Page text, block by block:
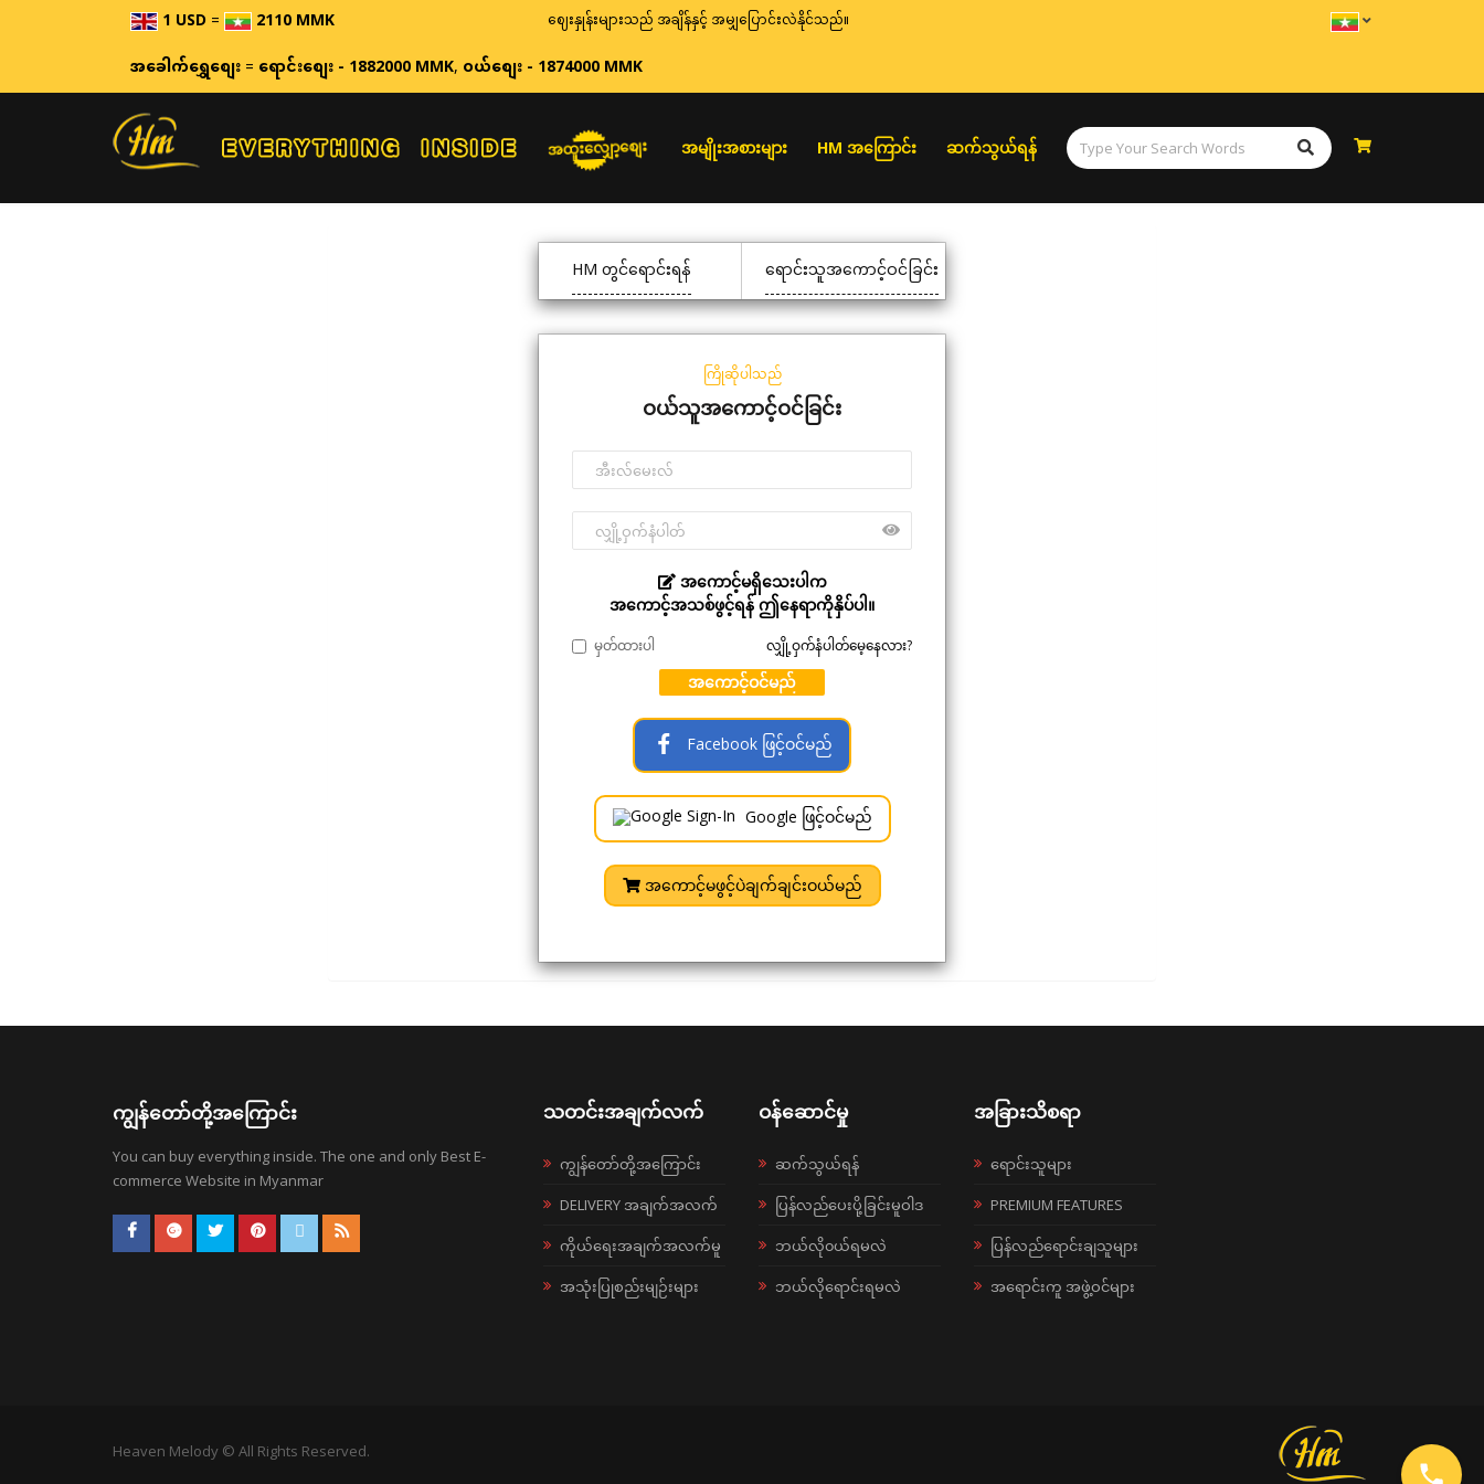
1 USD= 2110 MMK ဈေးနှုန်းများသည် အချိန်နှင့် အမျှပြောင်းလဲနိုင်သည်။
အခေါက်ရွှေစျေး=ရောင်းစျေး - 1882000 MMK,ဝယ်စျေး - 1874000 MMK
အထူးလျှော့စျေး အမျိုးအစားများ HM အကြောင်း ဆက်သွယ်ရန်
HM တွင်ရောင်းရန် ရောင်းသူအကောင့်ဝင်ခြင်း
ကြိုဆိုပါသည်
ဝယ်သူအကောင့်ဝင်ခြင်း
အကောင့်မရှိသေးပါက
အကောင့်အသစ်ဖွင့်ရန် ဤနေရာကိုနှိပ်ပါ။
မှတ်ထားပါ လျှို့ဝှက်နံပါတ်မေ့နေလား?
အကောင့်ဝင်မည်
Facebook ဖြင့်ဝင်မည်
Google ဖြင့်ဝင်မည်
အကောင့်မဖွင့်ပဲချက်ချင်းဝယ်မည်
ကျွန်တော်တို့အကြောင်း
You can buy everything inside. The one and only Best E-
commerce Website in Myanmar
သတင်းအချက်လက်
ကျွန်တော်တို့အကြောင်း
DELIVERY အချက်အလက်
ကိုယ်ရေးအချက်အလက်မူ
အသုံးပြုစည်းမျဉ်းများ
ဝန်ဆောင်မှု
ဆက်သွယ်ရန်
ပြန်လည်ပေးပို့ခြင်းမူဝါဒ
ဘယ်လို၀ယ်ရမလဲ
ဘယ်လိုရောင်းရမလဲ
အခြားသိစရာ
ရောင်းသူများ
PREMIUM FEATURES
ပြန်လည်ရောင်းချသူများ
အရောင်းကူ အဖွဲ့ဝင်များ
Heaven Melody © All Rights Reserved.